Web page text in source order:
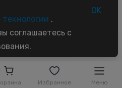
Избранное Меню
,
соглашаетесь с
OK